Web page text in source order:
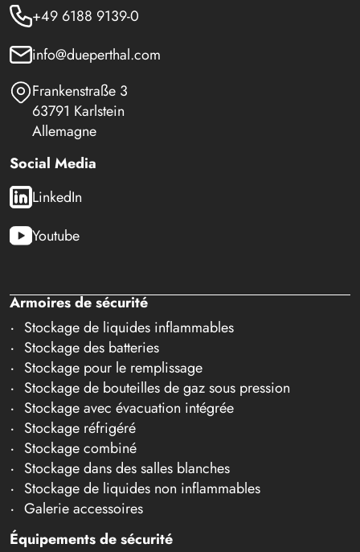
+49 6188 9139-0
info@dueperthal.com
Frankenstraße 3
63791 Karlstein
Allemagne
Social Media
LinkedIn
Youtube
Armoires de sécurité
Stockage de liquides inflammables
Stockage des batteries
Stockage pour le remplissage
Stockage de bouteilles de gaz sous pression
Stockage avec évacuation intégrée
Stockage réfrigéré
Stockage combiné
Stockage dans des salles blanches
Stockage de liquides non inflammables
Galerie accessoires
Équipements de sécurité